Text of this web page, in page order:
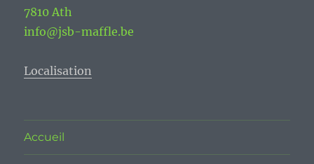
7810 Ath
info@jsb-maffle.be
Localisation
Accueil